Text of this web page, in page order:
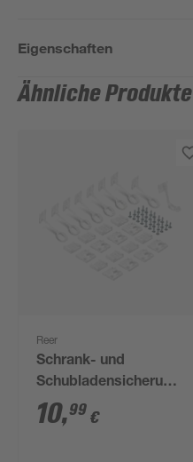
Eigenschaften
Ähnliche Produkte
Reer
Schrank- und
Schubladensicherung
weiß mit
Montagehilfe, 8 Stück
10,99 €